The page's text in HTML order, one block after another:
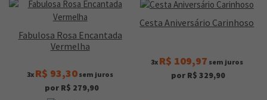
Fabulosa Rosa Encantada
Vermelha
3x R$ 93,30 sem juros
por R$ 279,90
Cesta Aniversário Carinhoso
3x R$ 109,97 sem juros
por R$ 329,90